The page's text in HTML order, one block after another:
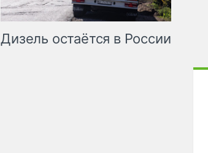
Дизель остаётся в России